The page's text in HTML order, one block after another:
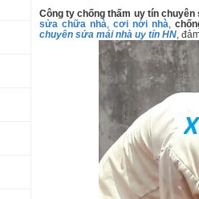
Công ty chống thấm uy tín
sửa chữa nhà, cơi nới nhà,
chuyên sửa mái nhà uy tín HN,